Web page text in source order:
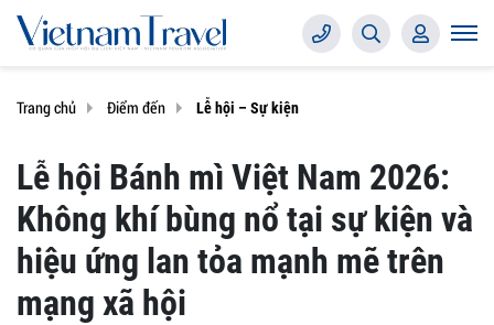
Trang chủ Điểm đến Lễ hội – Sự kiện
Lễ hội Bánh mì Việt Nam 2026:
Không khí bùng nổ tại sự kiện và
hiệu ứng lan tỏa mạnh mẽ trên
mạng xã hội